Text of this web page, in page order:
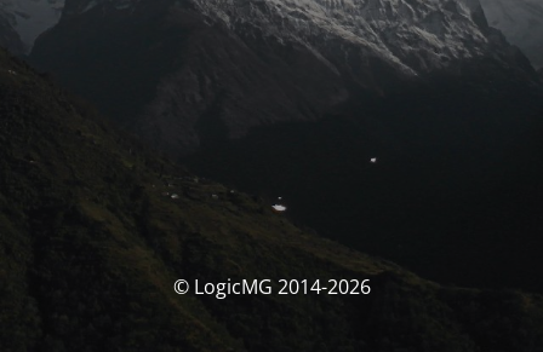
© LogicMG 2014-2026